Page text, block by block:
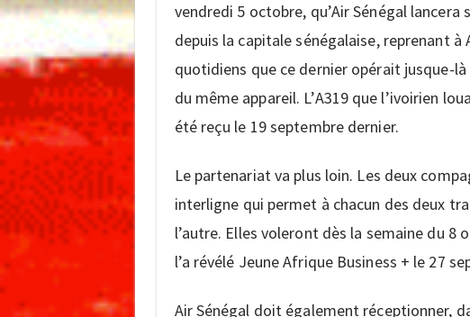
vendredi 5 octobre, qu’Air Sénégal
depuis la capitale sénégalaise, reprenant à
quotidiens que ce dernier opérait jusque-
du même appareil. L’A319 que l’ivoirien
été reçu le 19 septembre dernier.
Le partenariat va plus loin. Les deux
interligne qui permet à chacun des deux
l’autre. Elles voleront dès la semaine du
l’a révélé Jeune Afrique Business + le 27
Air Sénégal doit également réceptionner,